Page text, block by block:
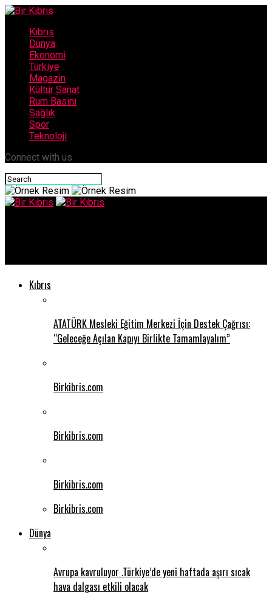
Kıbrıs
Dünya
Ekonomi
Türkiye
Magazin
Kültür Sanat
Rum Basını
Sağlık
Spor
Teknoloji
Connect with us
Kıbrıs
ATATÜRK Mesleki Eğitim Merkezi İçin Destek Çağrısı:
“Geleceğe Açılan Kapıyı Birlikte Tamamlayalım”
Birkibris.com
Birkibris.com
Birkibris.com
Birkibris.com
Dünya
Avrupa kavruluyor .Türkiye’de yeni haftada aşırı sıcak
hava dalgası etkili olacak